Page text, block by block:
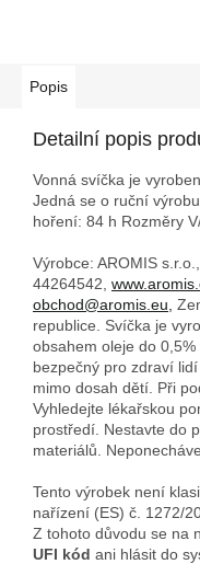
Popis
Detailní popis
Vonná svíčka je
Jedná se o ruční
hoření: 84 h Rozměry
Výrobce: AROMIS
44264542,
obchod@aromis.eu,
republice. Svíčka je
obsahem oleje do
bezpečný pro zdraví
mimo dosah dětí. Při
Vyhledejte lékařskou
prostředí. Nestavte do
materiálů.
Tento výrobek není
nařízení (ES) č. 1272/
Z tohoto důvodu se na
UFI kód ani hlásit do